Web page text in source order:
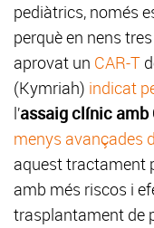
pediàtrics, només
perquè en nens
aprovat un CAR-T
(Kymriah) indicat
l’assaig clínic amb
menys avançades
aquest tractament
amb més riscos i
trasplantament de